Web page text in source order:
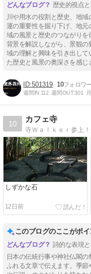
歴史的視点
川や用水の役割と歴史、地
運の重要性を掘り下げ、地
域の風景と歴史のつながり
背景を解説しながら、景観
域の理解と興味を引き出して
た歴史と風景の奥深さを感
501319 10
週間IN:112 週間OUT:301
10
カフェ寺
しずかな石
12日前
このブログのここがポイ
詩的な表現
日本の伝統行事や神社仏閣
ふれる文章で伝えます。季